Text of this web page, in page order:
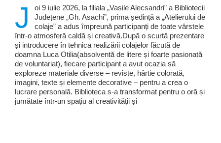
J
oi 9 iulie 2026, la filiala „Vasile Alecsandri” a Bibliotecii
Județene „Gh. Asachi”, prima ședință a „Atelierului de
colaje” a adus împreună participanți de toate vârstele
într-o atmosferă caldă și creativă.După o scurtă prezentare
și introducere în tehnica realizării colajelor făcută de
doamna Luca Otilia(absolventă de litere și foarte pasionată
de voluntariat), fiecare participant a avut ocazia să
exploreze materiale diverse – reviste, hârtie colorată,
imagini, texte și elemente decorative – pentru a crea o
lucrare personală. Biblioteca s-a transformat pentru o oră și
jumătate într-un spațiu al creativității și